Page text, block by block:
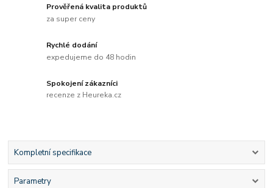
Prověřená kvalita produktů
za super ceny
Rychlé dodání
expedujeme do 48 hodin
Spokojení zákazníci
recenze z Heureka.cz
Kompletní specifikace
Parametry